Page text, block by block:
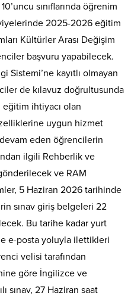
sınıflarında öğrenim
2025-2026 eğitim
Kültürler Arası Değişim
başvuru yapabilecek.
Sistemi’ne kayıtlı olmayan
de kılavuz doğrultusunda
eğitim ihtiyacı olan
uygun hizmet
eden öğrencilerin
ilgili Rehberlik ve
ve RAM
5 Haziran 2026 tarihinde
sınav giriş belgeleri 22
Bu tarihe kadar yurt
e-posta yoluyla ilettikleri
velisi tarafından
göre İngilizce ve
sınav, 27 Haziran saat